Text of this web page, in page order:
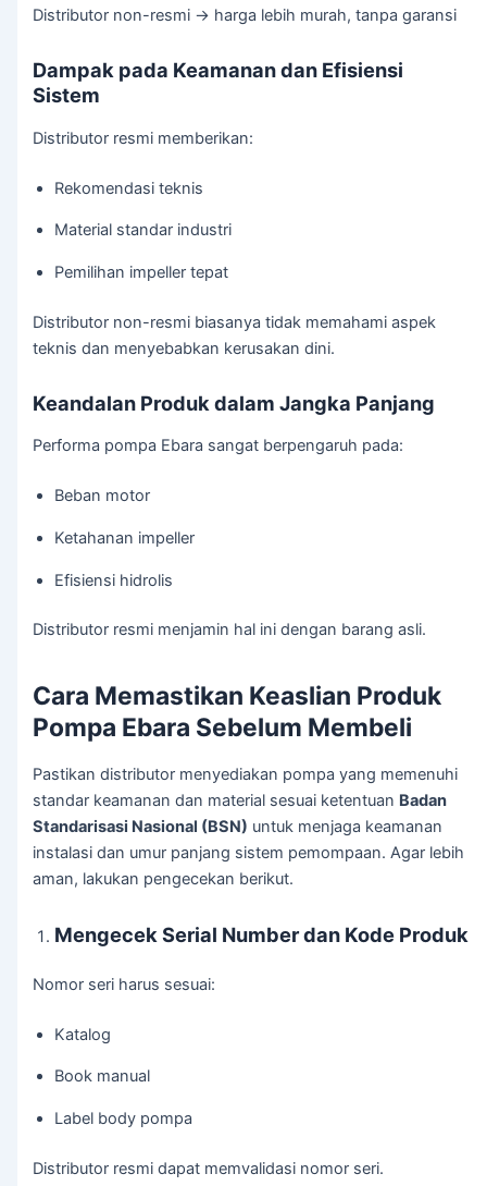
Distributor non-resmi → harga lebih murah, tanpa garansi
Dampak pada Keamanan dan Efisiensi
Sistem
Distributor resmi memberikan:
Rekomendasi teknis
Material standar industri
Pemilihan impeller tepat
Distributor non-resmi biasanya tidak memahami aspek
teknis dan menyebabkan kerusakan dini.
Keandalan Produk dalam Jangka Panjang
Performa pompa Ebara sangat berpengaruh pada:
Beban motor
Ketahanan impeller
Efisiensi hidrolis
Distributor resmi menjamin hal ini dengan barang asli.
Cara Memastikan Keaslian Produk
Pompa Ebara Sebelum Membeli
Pastikan distributor menyediakan pompa yang memenuhi
standar keamanan dan material sesuai ketentuan Badan
Standarisasi Nasional (BSN) untuk menjaga keamanan
instalasi dan umur panjang sistem pemompaan. Agar lebih
aman, lakukan pengecekan berikut.
Mengecek Serial Number dan Kode Produk
Nomor seri harus sesuai:
Katalog
Book manual
Label body pompa
Distributor resmi dapat memvalidasi nomor seri.